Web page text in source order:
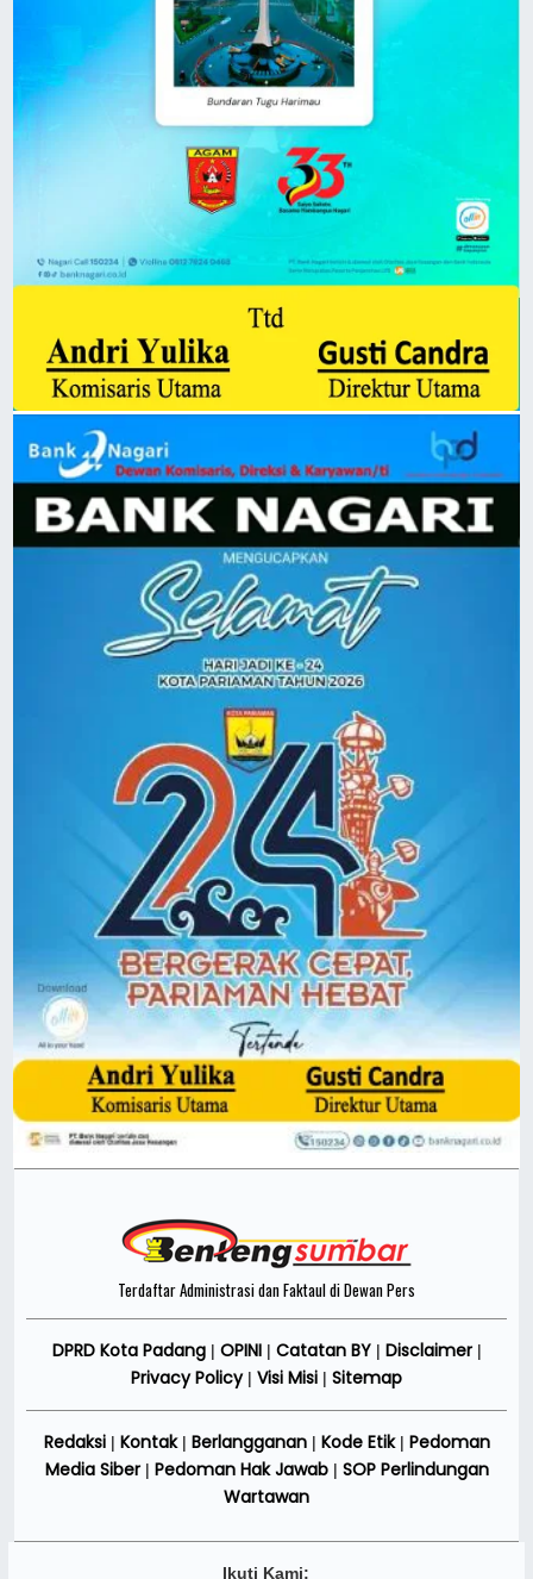
Terdaftar Administrasi dan Faktaul di Dewan Pers
DPRD Kota Padang| OPINI| Catatan BY| Disclaimer|
Privacy Policy| Visi Misi | Sitemap
Redaksi| Kontak| Berlangganan| Kode Etik| Pedoman
Media Siber| Pedoman Hak Jawab| SOP Perlindungan
Wartawan
Ikuti Kami: